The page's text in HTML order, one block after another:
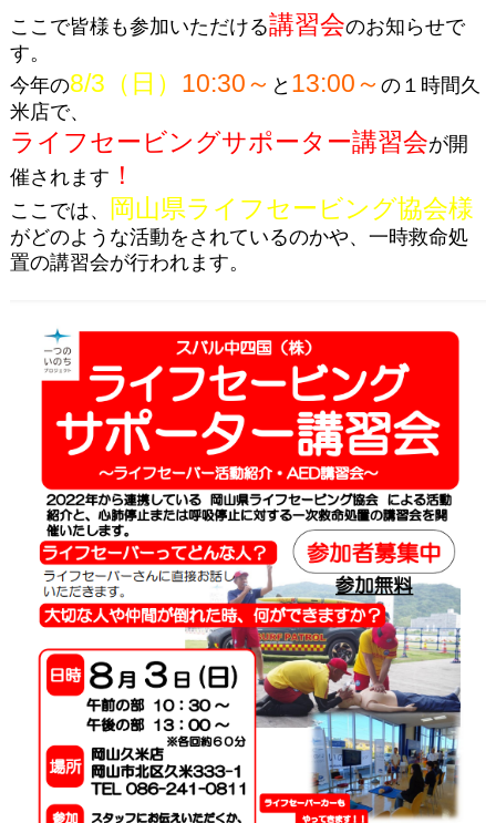
ここで皆様も参加いただける講習会のお知らせで
す。
今年の8/3（日） 10:30～ と 13:00～ の１時間久
米店で、
ライフセービングサポーター講習会が開
催されます ！
ここでは、 岡山県ライフセービング協会様
がどのような活動をされているのかや、一時救命処
置の講習会が行われます。